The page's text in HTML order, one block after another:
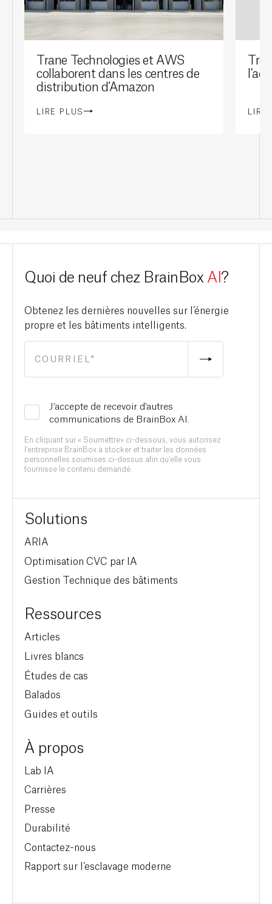
Trane Technologies et AWS
collaborent dans les centres de
distribution d’Amazon
LIRE PLUS LIRE
Quoi de neuf chez BrainBox AI?
Obtenez les dernières nouvelles sur l’énergie
propre et les bâtiments intelligents.
J'accepte de recevoir d'autres
communications de BrainBox AI.
En cliquant sur « Soumettre» ci-dessous, vous autorisez
l’entreprise BrainBox à stocker et traiter les données
personnelles soumises ci-dessus afin qu’elle vous
fournisse le contenu demandé.
Solutions
ARIA
Optimisation CVC par IA
Gestion Technique des bâtiments
Ressources
Articles
Livres blancs
Études de cas
Balados
Guides et outils
À propos
Lab IA
Carrières
Presse
Durabilité
Contactez-nous
Rapport sur l’esclavage moderne